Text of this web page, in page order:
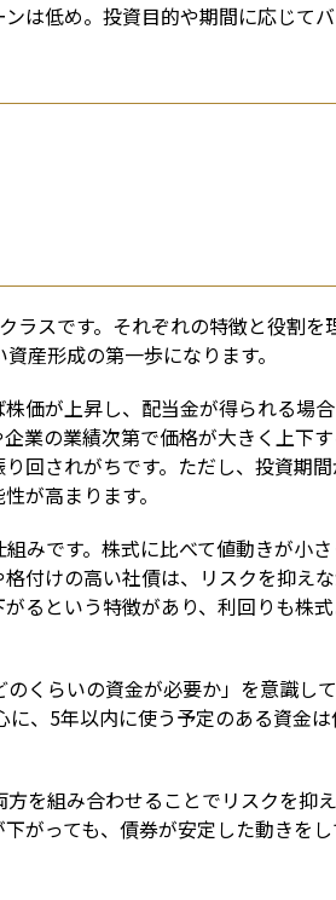
は低め。投資目的や期間に応じて
ラスです。それぞれの特徴と役割を
産形成の第一歩になります。
価が上昇し、配当金が得られる場
業の業績次第で価格が大きく上下
回されがちです。ただし、投資期
が高まります。
みです。株式に比べて値動きが小
付けの高い社債は、リスクを抑え
るという特徴があり、利回りも株
くらいの資金が必要か」を意識し
、5年以内に使う予定のある資金
を組み合わせることでリスクを抑
がっても、債券が安定した動きを